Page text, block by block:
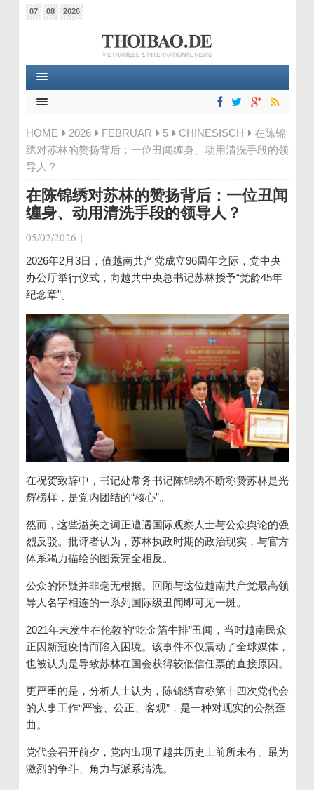
07 08 2026
HOME 2026 FEBRUAR 5 CHINESISCH
在陈锦
绣对苏林的赞扬背后：一位丑闻缠身、动用清洗手段的领
导人？
在陈锦绣对苏林的赞扬背后：一位丑闻
缠身、动用清洗手段的领导人？
05/02/2026 |
2026年2月3日，值越南共产党成立96周年之际，党中央
办公厅举行仪式，向越共中央总书记苏林授予“党龄45年
纪念章”。
在祝贺致辞中，书记处常务书记陈锦绣不断称赞苏林是光
辉榜样，是党内团结的“核心”。
然而，这些溢美之词正遭遇国际观察人士与公众舆论的强
烈反驳。批评者认为，苏林执政时期的政治现实，与官方
体系竭力描绘的图景完全相反。
公众的怀疑并非毫无根据。回顾与这位越南共产党最高领
导人名字相连的一系列国际级丑闻即可见一斑。
2021年末发生在伦敦的“吃金箔牛排”丑闻，当时越南民众
正因新冠疫情而陷入困境。该事件不仅震动了全球媒体，
也被认为是导致苏林在国会获得较低信任票的直接原因。
更严重的是，分析人士认为，陈锦绣宣称第十四次党代会
的人事工作“严密、公正、客观”，是一种对现实的公然歪
曲。
党代会召开前夕，党内出现了越共历史上前所未有、最为
激烈的争斗、角力与派系清洗。